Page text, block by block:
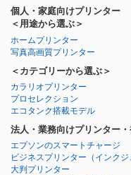
個人・家庭向けプリンター
＜用途から選ぶ＞
ホームプリンター
写真高画質プリンター
＜カテゴリーから選ぶ＞
カラリオプリンター
プロセレクション
エコタンク搭載モデル
法人・業務向けプリンター
エプソンのスマートチャージ
ビジネスプリンター （インク
大判プリンター